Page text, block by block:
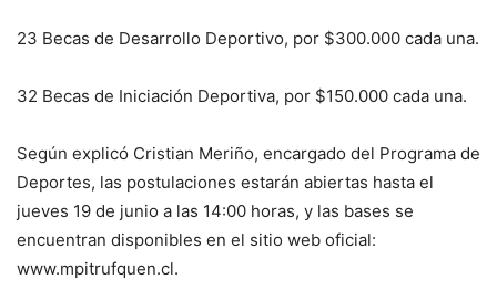
23 Becas de Desarrollo Deportivo, por $300.000 cada una.
32 Becas de Iniciación Deportiva, por $150.000 cada una.
Según explicó Cristian Meriño, encargado del Programa de
Deportes, las postulaciones estarán abiertas hasta el
jueves 19 de junio a las 14:00 horas, y las bases se
encuentran disponibles en el sitio web oficial:
www.mpitrufquen.cl.